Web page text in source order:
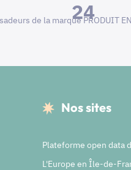
24
de la marque PRODUIT
Nos sites
Plateforme open data
L'Europe en Île-de-